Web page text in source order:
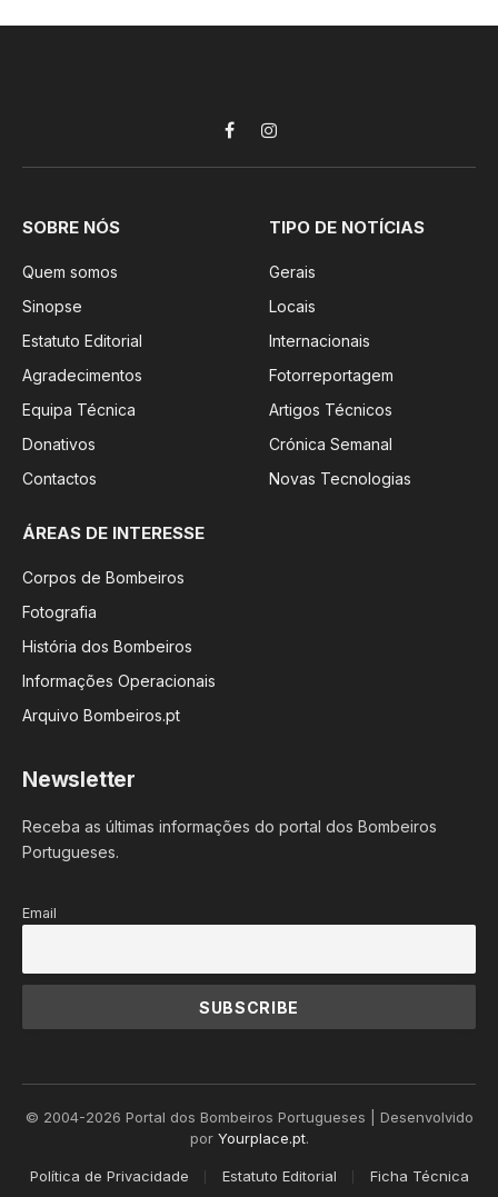
FacebookInstagram
SOBRE NÓS
Quem somos
Sinopse
Estatuto Editorial
Agradecimentos
Equipa Técnica
Donativos
Contactos
TIPO DE NOTÍCIAS
Gerais
Locais
Internacionais
Fotorreportagem
Artigos Técnicos
Crónica Semanal
Novas Tecnologias
ÁREAS DE INTERESSE
Corpos de Bombeiros
Fotografia
História dos Bombeiros
Informações Operacionais
Arquivo Bombeiros.pt
Newsletter
Receba as últimas informações do portal dos Bombeiros
Portugueses.
Email
© 2004-2026 Portal dos Bombeiros Portugueses | Desenvolvido
por Yourplace.pt.
Política de Privacidade Estatuto Editorial Ficha Técnica